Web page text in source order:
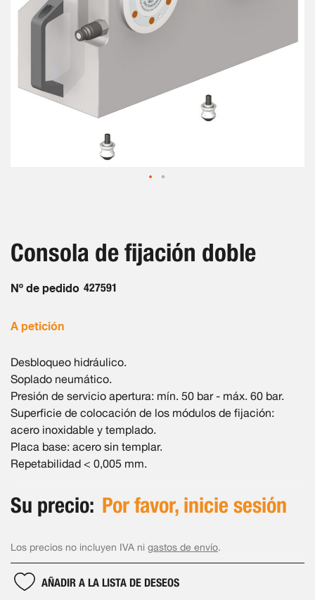
de
la
de
Consola de fijación doble
Nº de pedido 427591
A petición
Desbloqueo hidráulico.
Soplado neumático.
Presión de servicio apertura: mín. 50 bar - máx. 60 bar.
Superficie de colocación de los módulos de fijación:
acero inoxidable y templado.
Placa base: acero sin templar.
Repetabilidad < 0,005 mm.
Su precio: Por favor, inicie sesión
Los precios no incluyen IVA ni gastos de envío.
AÑADIR A LA LISTA DE DESEOS